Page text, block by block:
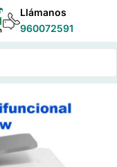
Llámanos
960072591